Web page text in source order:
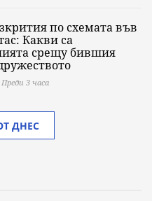
по схемата във
Какви са
срещу бившия
Преди 3 часа
ДНЕС